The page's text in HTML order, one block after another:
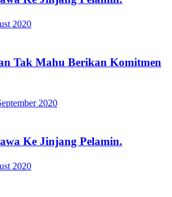
2020
Tak Mahu Berikan Komitmen
2020
Ke Jinjang Pelamin.
2020